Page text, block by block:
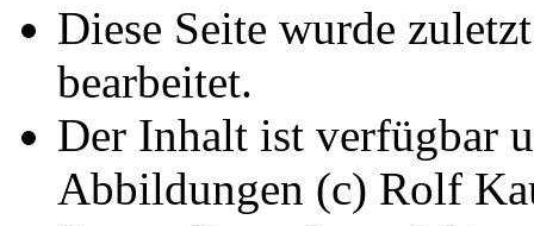
Diese Seite wurde
bearbeitet.
Der Inhalt ist verfügbar
Abbildungen (c) Rolf